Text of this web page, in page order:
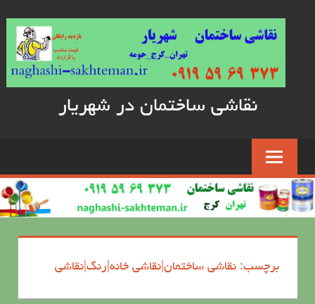
نقاشی ساختمان در شهریار
برچسب: نقاشی ساختمان|نقاشی خانه|رنگ|نقاشی